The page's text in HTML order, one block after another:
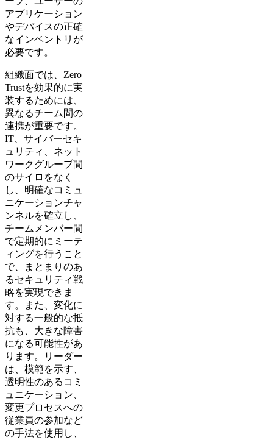
アプリケーション
やデバイスの正確
なインベントリが
必要です。
組織面では、Zero
Trustを効果的に実
装するためには、
異なるチーム間の
連携が重要です。
IT、サイバーセキ
ュリティ、ネット
ワークグループ間
のサイロをなく
し、明確なコミュ
ニケーションチャ
ンネルを確立し、
チームメンバー間
で定期的にミーテ
ィングを行うこと
で、まとまりのあ
るセキュリティ戦
略を実現できま
す。また、変化に
対する一般的な抵
抗も、大きな障害
になる可能性があ
ります。リーダー
は、模範を示す、
透明性のあるコミ
ュニケーション、
変更プロセスへの
従業員の参加など
の手法を使用し、